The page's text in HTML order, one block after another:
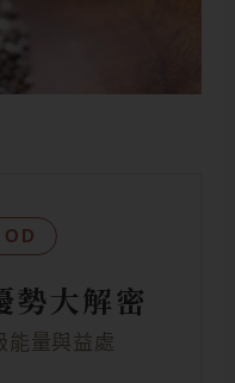
勢大解密
能量與益處